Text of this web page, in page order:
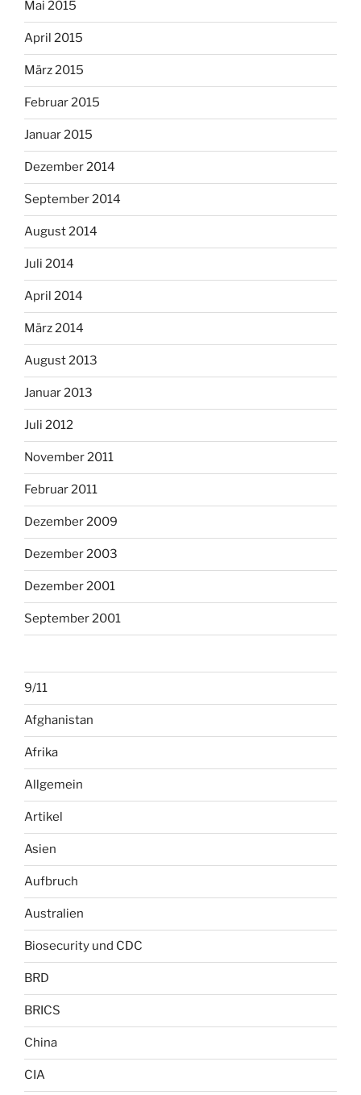
Mai 2015
April 2015
März 2015
Februar 2015
Januar 2015
Dezember 2014
September 2014
August 2014
Juli 2014
April 2014
März 2014
August 2013
Januar 2013
Juli 2012
November 2011
Februar 2011
Dezember 2009
Dezember 2003
Dezember 2001
September 2001
9/11
Afghanistan
Afrika
Allgemein
Artikel
Asien
Aufbruch
Australien
Biosecurity und CDC
BRD
BRICS
China
CIA